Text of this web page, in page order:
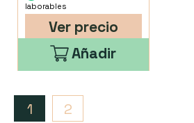
laborables
Ver precio
Añadir
1 2